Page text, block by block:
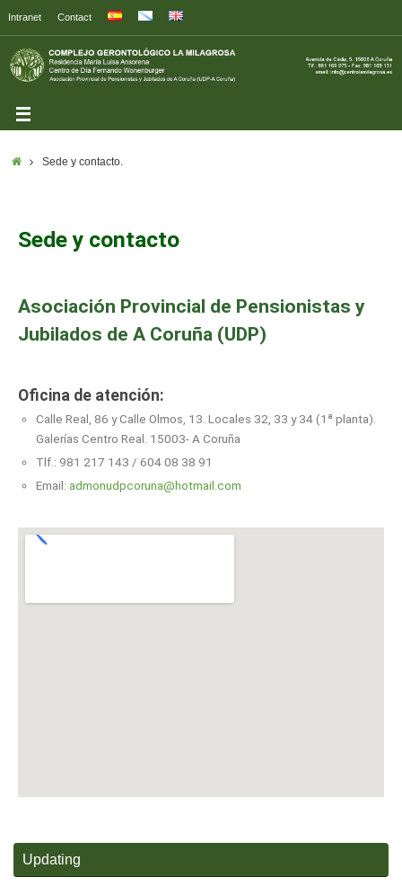
Intranet Contact
Sede y contacto.
Sede y contacto
Asociación Provincial de Pensionistas y
Jubilados de A Coruña (UDP)
Oficina de atención:
Calle Real, 86 y Calle Olmos, 13. Locales 32, 33 y 34 (1ª planta).
Galerías Centro Real. 15003- A Coruña
Tlf.: 981 217 143 / 604 08 38 91
Email: admonudpcoruna@hotmail.com
Updating